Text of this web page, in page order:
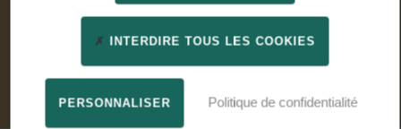
INTERDIRE TOUS LES COOKIES
PERSONNALISER Politique de confidentialité